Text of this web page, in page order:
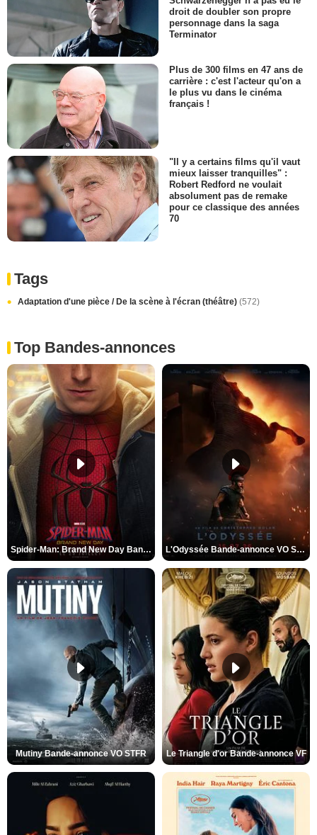
droit de doubler son propre
personnage dans la saga
Terminator
Plus de 300 films en 47 ans de
carrière : c'est l'acteur qu'on a
le plus vu dans le cinéma
français !
"Il y a certains films qu'il vaut
mieux laisser tranquilles" :
Robert Redford ne voulait
absolument pas de remake
pour ce classique des années
70
Tags
Adaptation d'une pièce / De la scène à l'écran (théâtre) (572)
Top Bandes-annonces
Spider-Man: Brand New Day Bande-annonce VO STFR L'Odyssée Bande-annonce VO STFR
Mutiny Bande-annonce VO STFR Le Triangle d'or Bande-annonce VF